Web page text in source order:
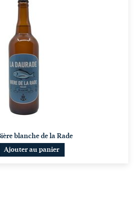
blanche de la Rade
Ajouter au panier